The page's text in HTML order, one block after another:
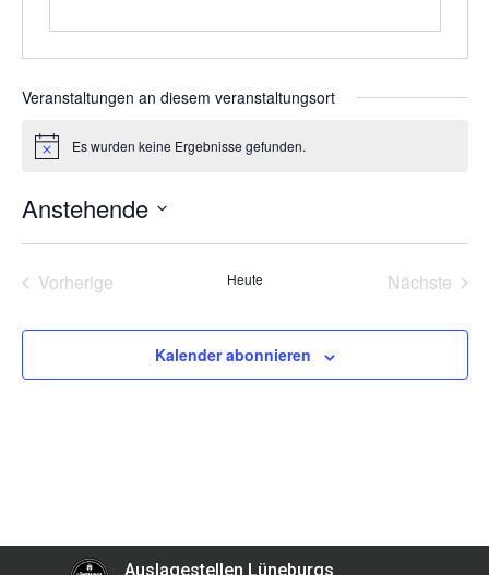
Veranstaltungen an diesem veranstaltungsort
HinweisEs wurden keine Ergebnisse gefunden.
Anstehende
VorherigeVeranstaltungenHeute Nächste
Kalender abonnieren